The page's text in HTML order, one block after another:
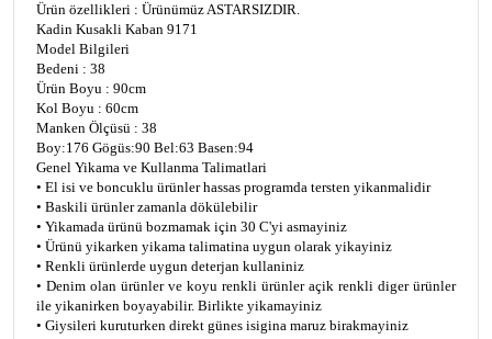
Ürün özellikleri : Ürünümüz ASTARSIZDIR.
Kadin Kusakli Kaban 9171
Model Bilgileri
Bedeni : 38
Ürün Boyu : 90cm
Kol Boyu : 60cm
Manken Ölçüsü : 38
Boy:176 Gögüs:90 Bel:63 Basen:94
Genel Yikama ve Kullanma Talimatlari
• El isi ve boncuklu ürünler hassas programda tersten yikanmalidir
• Baskili ürünler zamanla dökülebilir
• Yikamada ürünü bozmamak için 30 C'yi asmayiniz
• Ürünü yikarken yikama talimatina uygun olarak yikayiniz
• Renkli ürünlerde uygun deterjan kullaniniz
• Denim olan ürünler ve koyu renkli ürünler açik renkli diger ürünler
ile yikanirken boyayabilir. Birlikte yikamayiniz
• Giysileri kuruturken direkt günes isigina maruz birakmayiniz